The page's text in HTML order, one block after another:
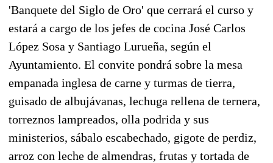
'Banquete del Siglo de Oro' que cerrará el curso y
estará a cargo de los jefes de cocina José Carlos
López Sosa y Santiago Lurueña, según el
Ayuntamiento. El convite pondrá sobre la mesa
empanada inglesa de carne y turmas de tierra,
guisado de albujávanas, lechuga rellena de ternera,
torreznos lampreados, olla podrida y sus
ministerios, sábalo escabechado, gigote de perdiz,
arroz con leche de almendras, frutas y tortada de